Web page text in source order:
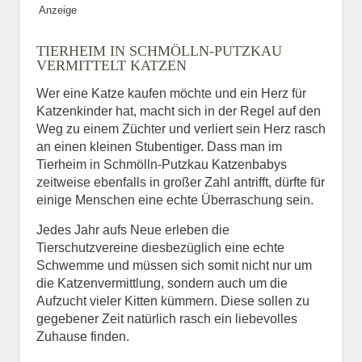
BILD HOCHLADEN
Vermisst seit
Ort des Verschwindens
Anzeige
TIERHEIM IN SCHMÖLLN-PUTZKAU
VERMITTELT KATZEN
Wer eine Katze kaufen möchte und ein Herz für
Katzenkinder hat, macht sich in der Regel auf den
Weg zu einem Züchter und verliert sein Herz rasch
an einen kleinen Stubentiger. Dass man im
Tierheim in Schmölln-Putzkau Katzenbabys
zeitweise ebenfalls in großer Zahl antrifft, dürfte für
einige Menschen eine echte Überraschung sein.
Jedes Jahr aufs Neue erleben die
Tierschutzvereine diesbezüglich eine echte
Schwemme und müssen sich somit nicht nur um
die Katzenvermittlung, sondern auch um die
Aufzucht vieler Kitten kümmern. Diese sollen zu
gegebener Zeit natürlich rasch ein liebevolles
Zuhause finden.